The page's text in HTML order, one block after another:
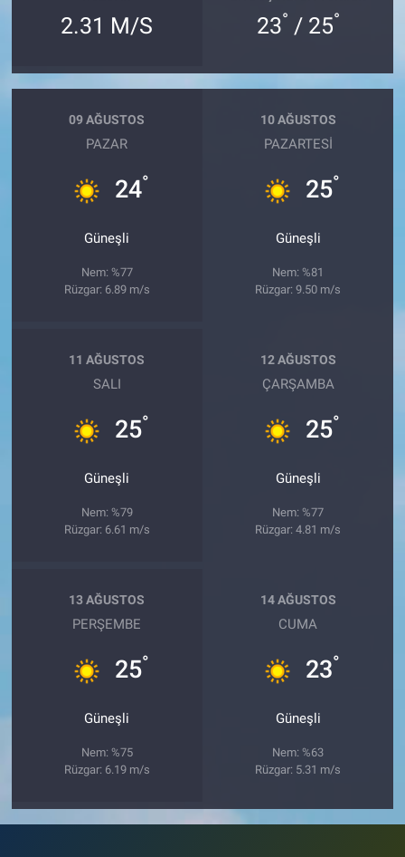
2.31 M/S 23° / 25°
09 AĞUSTOS
PAZAR
24°
Güneşli
Nem: %77
Rüzgar: 6.89 m/s
10 AĞUSTOS
PAZARTESI
25°
Güneşli
Nem: %81
Rüzgar: 9.50 m/s
11 AĞUSTOS
SALI
25°
Güneşli
Nem: %79
Rüzgar: 6.61 m/s
12 AĞUSTOS
ÇARŞAMBA
25°
Güneşli
Nem: %77
Rüzgar: 4.81 m/s
13 AĞUSTOS
PERŞEMBE
25°
Güneşli
Nem: %75
Rüzgar: 6.19 m/s
14 AĞUSTOS
CUMA
23°
Güneşli
Nem: %63
Rüzgar: 5.31 m/s